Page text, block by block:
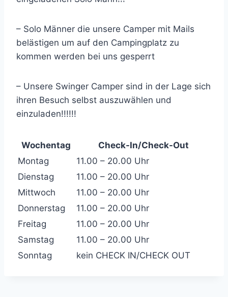
– Solo Männer die unsere Camper mit Mails
belästigen um auf den Campingplatz zu
kommen werden bei uns gesperrt
– Unsere Swinger Camper sind in der Lage sich
ihren Besuch selbst auszuwählen und
einzuladen!!!!!!
Wochentag
Check-In/Check-Out
Montag
11.00 – 20.00 Uhr
Dienstag
11.00 – 20.00 Uhr
Mittwoch
11.00 – 20.00 Uhr
Donnerstag
11.00 – 20.00 Uhr
Freitag
11.00 – 20.00 Uhr
Samstag
11.00 – 20.00 Uhr
Sonntag
kein CHECK IN/CHECK OUT